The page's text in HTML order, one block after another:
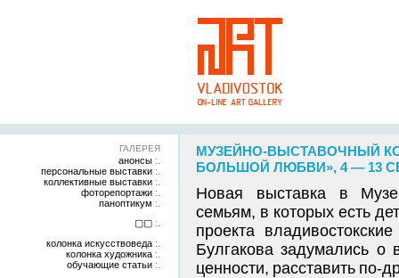
ГАЛЕРЕЯ
анонсы
персональные выставки
коллективные выставки
фоторепортажи
паноптикум
▢▢
колонка искусствоведа
колонка художника
обучающие статьи
МУЗЕЙНО-ВЫСТАВОЧНЫЙ
БОЛЬШОЙ ЛЮБВИ», 4 — 13
Новая выставка в
семьям, в которых есть
проекта
Булгакова задумались о
ценности, расставить по-